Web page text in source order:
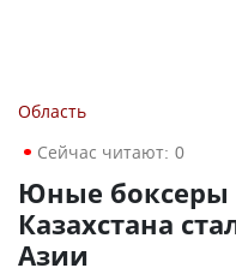
Область
Сейчас читают: 0
Юные боксеры
Казахстана
Азии